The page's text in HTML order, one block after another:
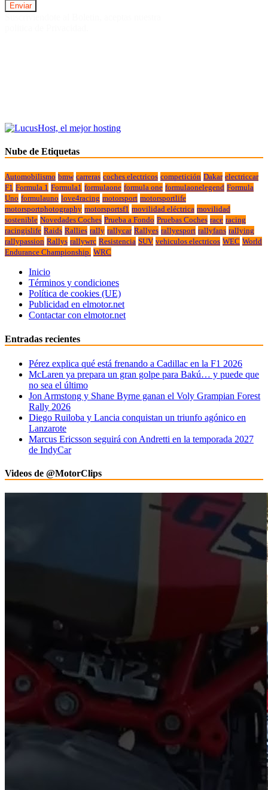
Nube de Etiquetas
Automobilismo bmw carreras coches electricos competición Dakar electriccar
F1 Formula 1 Formula1 formulaone formula one formulaonelegend Formula
Uno formulauno love4racing motorsport motorsportlife
motorsportphotography motorsportsf1 movilidad eléctrica movilidad
sostenible Novedades Coches Prueba a Fondo Pruebas Coches race racing
racingislife Raids Rallies rally rallycar Rallyes rallyesport rallyfans rallying
rallypassion Rallys rallywrc Resistencia SUV vehiculos electricos WEC World
Endurance Championship. WRC
Inicio
Términos y condiciones
Política de cookies (UE)
Publicidad en elmotor.net
Contactar con elmotor.net
Entradas recientes
Pérez explica qué está frenando a Cadillac en la F1 2026
McLaren ya prepara un gran golpe para Bakú… y puede que
no sea el último
Jon Armstong y Shane Byrne ganan el Voly Grampian Forest
Rally 2026
Diego Ruiloba y Lancia conquistan un triunfo agónico en
Lanzarote
Marcus Ericsson seguirá con Andretti en la temporada 2027
de IndyCar
Videos de @MotorClips